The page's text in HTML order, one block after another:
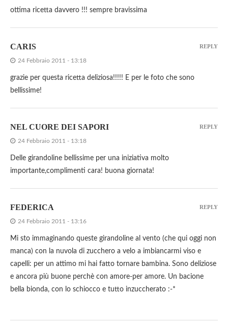
ottima ricetta davvero !!! sempre bravissima
CARIS
24 Febbraio 2011 - 13:18
grazie per questa ricetta deliziosa!!!!! E per le foto che sono
bellissime!
REPLY
NEL CUORE DEI SAPORI
24 Febbraio 2011 - 13:18
Delle girandoline bellissime per una iniziativa molto
importante,complimenti cara! buona giornata!
REPLY
FEDERICA
24 Febbraio 2011 - 13:16
Mi sto immaginando queste girandoline al vento (che qui oggi non
manca) con la nuvola di zucchero a velo a imbiancarmi viso e
capelli: per un attimo mi hai fatto tornare bambina. Sono deliziose
e ancora più buone perchè con amore-per amore. Un bacione
bella bionda, con lo schiocco e tutto inzuccherato :-*
REPLY